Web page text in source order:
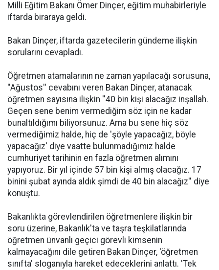
Milli Eğitim Bakanı Ömer Dinçer, eğitim muhabirleriyle
iftarda biraraya geldi.
Bakan Dinçer, iftarda gazetecilerin gündeme ilişkin
sorularını cevapladı.
Öğretmen atamalarının ne zaman yapılacağı sorusuna,
''Ağustos'' cevabını veren Bakan Dinçer, atanacak
öğretmen sayısına ilişkin ''40 bin kişi alacağız inşallah.
Geçen sene benim vermediğim söz için ne kadar
bunaltıldığımı biliyorsunuz. Ama bu sene hiç söz
vermediğimiz halde, hiç de 'şöyle yapacağız, böyle
yapacağız' diye vaatte bulunmadığımız halde
cumhuriyet tarihinin en fazla öğretmen alımını
yapıyoruz. Bir yıl içinde 57 bin kişi almış olacağız. 17
binini şubat ayında aldık şimdi de 40 bin alacağız'' diye
konuştu.
Bakanlıkta görevlendirilen öğretmenlere ilişkin bir
soru üzerine, Bakanlık'ta ve taşra teşkilatlarında
öğretmen ünvanlı geçici görevli kimsenin
kalmayacağını dile getiren Bakan Dinçer, 'öğretmen
sınıfta' sloganıyla hareket edeceklerini anlattı. 'Tek